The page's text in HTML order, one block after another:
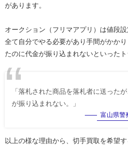
があります。
オークション（フリマアプリ）は値段
全て自分でやる必要があり手間がかか
たのに代金が振り込まれないといったト
「落札された商品を落札者に送った
が振り込まれない。」
富山県警
以上の様な理由から、切手買取を希望